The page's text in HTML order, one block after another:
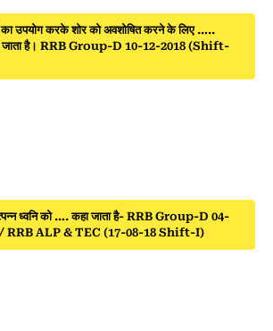
का उपयोग करके शोर को अवशोषित करने के लिए …..
जाता है। RRB Group-D 10-12-2018 (Shift-
ध्वनि को …. कहा जाता है- RRB Group-D 04-
RRB ALP & TEC (17-08-18 Shift-I)